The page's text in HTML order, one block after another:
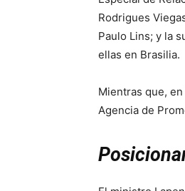
Rodrigues
Paulo Lins; y la
ellas en Brasilia.
Mientras que,
Agencia de